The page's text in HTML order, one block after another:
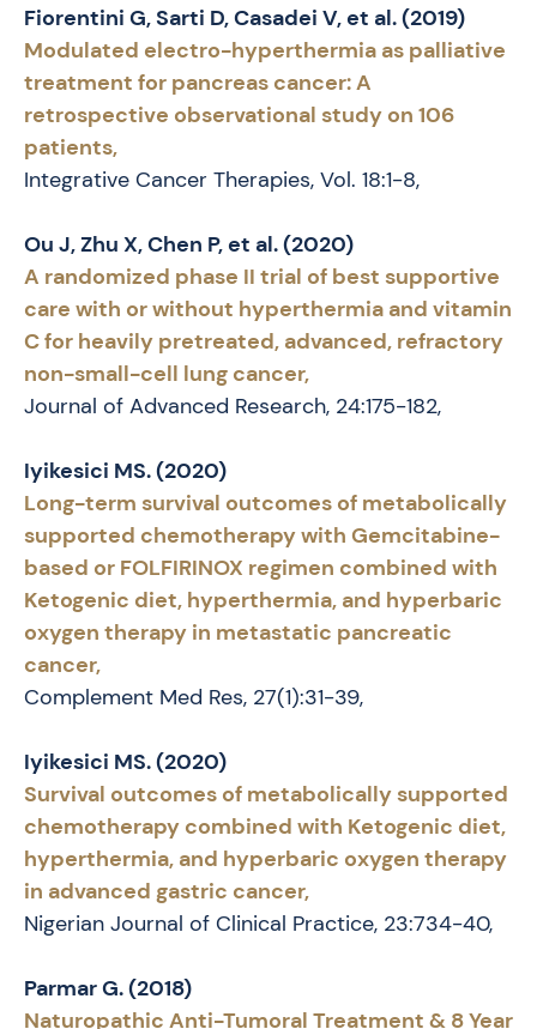
Fiorentini G, Sarti D, Casadei V, et al. (2019)
Modulated electro-hyperthermia as palliative
treatment for pancreas cancer: A
retrospective observational study on 106
patients,
Integrative Cancer Therapies, Vol. 18:1-8,
Ou J, Zhu X, Chen P, et al. (2020)
A randomized phase II trial of best supportive
care with or without hyperthermia and vitamin
C for heavily pretreated, advanced, refractory
non-small-cell lung cancer,
Journal of Advanced Research, 24:175-182,
Iyikesici MS. (2020)
Long-term survival outcomes of metabolically
supported chemotherapy with Gemcitabine-
based or FOLFIRINOX regimen combined with
Ketogenic diet, hyperthermia, and hyperbaric
oxygen therapy in metastatic pancreatic
cancer,
Complement Med Res, 27(1):31-39,
Iyikesici MS. (2020)
Survival outcomes of metabolically supported
chemotherapy combined with Ketogenic diet,
hyperthermia, and hyperbaric oxygen therapy
in advanced gastric cancer,
Nigerian Journal of Clinical Practice, 23:734-40,
Parmar G. (2018)
Naturopathic Anti-Tumoral Treatment & 8 Year